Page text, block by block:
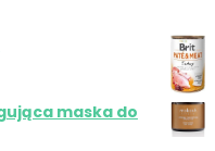
maska do